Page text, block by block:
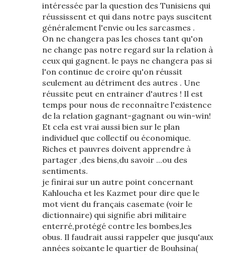
intéressée par la question des Tunisiens qui
réussissent et qui dans notre pays suscitent
généralement l'envie ou les sarcasmes .
On ne changera pas les choses tant qu'on
ne change pas notre regard sur la relation à
ceux qui gagnent. le pays ne changera pas si
l'on continue de croire qu'on réussit
seulement au détriment des autres . Une
réussite peut en entrainer d'autres ! Il est
temps pour nous de reconnaître l'existence
de la relation gagnant-gagnant ou win-win!
Et cela est vrai aussi bien sur le plan
individuel que collectif ou économique.
Riches et pauvres doivent apprendre à
partager ,des biens,du savoir ...ou des
sentiments.
je finirai sur un autre point concernant
Kahloucha et les Kazmet pour dire que le
mot vient du français casemate (voir le
dictionnaire) qui signifie abri militaire
enterré,protégé contre les bombes,les
obus. Il faudrait aussi rappeler que jusqu'aux
années soixante le quartier de Bouhsina(